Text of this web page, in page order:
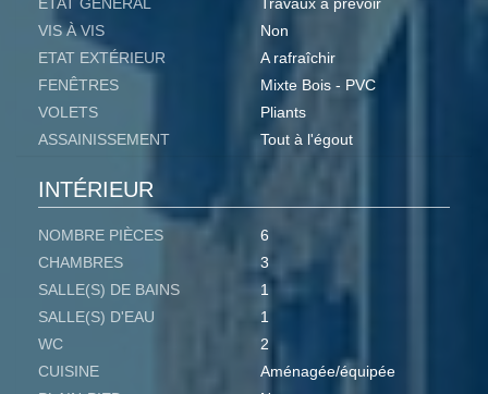
ETAT GÉNÉRAL
Travaux à prévoir
VIS À VIS
Non
ETAT EXTÉRIEUR
A rafraîchir
FENÊTRES
Mixte Bois - PVC
VOLETS
Pliants
ASSAINISSEMENT
Tout à l'égout
INTÉRIEUR
NOMBRE PIÈCES
6
CHAMBRES
3
SALLE(S) DE BAINS
1
SALLE(S) D'EAU
1
WC
2
CUISINE
Aménagée/équipée